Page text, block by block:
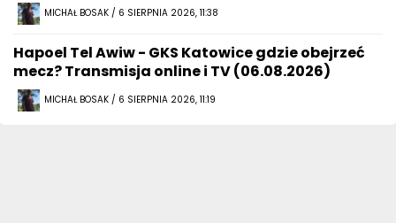
MICHAŁ BOSAK / 6 SIERPNIA 2026, 11:38
Hapoel Tel Awiw - GKS Katowice gdzie obejrzeć
mecz? Transmisja online i TV (06.08.2026)
MICHAŁ BOSAK / 6 SIERPNIA 2026, 11:19